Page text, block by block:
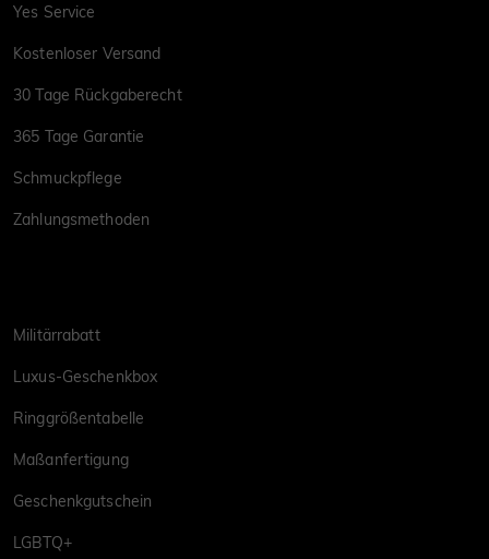
Yes Service
Kostenloser Versand
30 Tage Rückgaberecht
365 Tage Garantie
Schmuckpflege
Zahlungsmethoden
Militärrabatt
Luxus-Geschenkbox
Ringgrößentabelle
Maßanfertigung
Geschenkgutschein
LGBTQ+